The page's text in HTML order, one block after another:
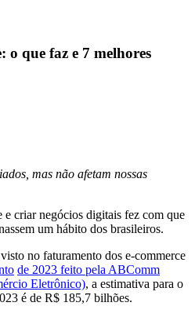
o que faz e 7 melhores
mas não afetam nossas
criar negócios digitais fez com que
um hábito dos brasileiros.
no faturamento dos e-commerce
de 2023 feito pela ABComm
Eletrônico), a estimativa para o
é de R$ 185,7 bilhões.